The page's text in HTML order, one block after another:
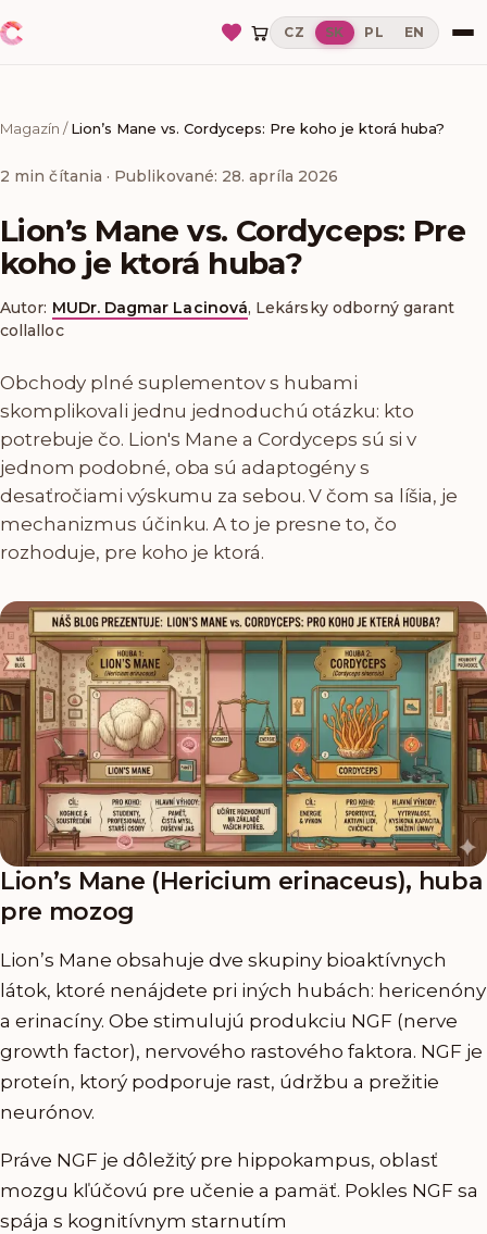
CZ SK PL EN
Magazín /Lion’s Mane vs. Cordyceps: Pre koho je ktorá huba?
2 min čítania · Publikované: 28. apríla 2026
Lion’s Mane vs. Cordyceps: Pre
koho je ktorá huba?
Autor: MUDr. Dagmar Lacinová, Lekársky odborný garant
collalloc
Obchody plné suplementov s hubami
skomplikovali jednu jednoduchú otázku: kto
potrebuje čo. Lion's Mane a Cordyceps sú si v
jednom podobné, oba sú adaptogény s
desaťročiami výskumu za sebou. V čom sa líšia, je
mechanizmus účinku. A to je presne to, čo
rozhoduje, pre koho je ktorá.
Lion’s Mane (Hericium erinaceus), huba
pre mozog
Lion’s Mane obsahuje dve skupiny bioaktívnych
látok, ktoré nenájdete pri iných hubách: hericenóny
a erinacíny. Obe stimulujú produkciu NGF (nerve
growth factor), nervového rastového faktora. NGF je
proteín, ktorý podporuje rast, údržbu a prežitie
neurónov.
Práve NGF je dôležitý pre hippokampus, oblasť
mozgu kľúčovú pre učenie a pamäť. Pokles NGF sa
spája s kognitívnym starnutím